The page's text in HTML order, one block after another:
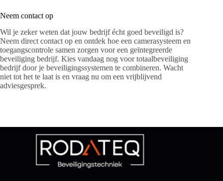
Neem contact op
Wil je zeker weten dat jouw bedrijf écht goed beveiligd is?
Neem direct contact op en ontdek hoe een camerasysteem en
toegangscontrole samen zorgen voor een geïntegreerde
beveiliging bedrijf. Kies vandaag nog voor totaalbeveiliging
bedrijf door je beveiligingssystemen te combineren. Wacht
niet tot het te laat is en vraag nu om een vrijblijvend
adviesgesprek.